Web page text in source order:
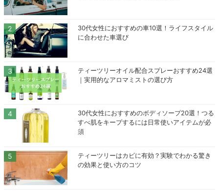
30代女性におすすめの車10選！ライフスタイル
に合わせた車選び
ティーツリーオイル配合スプレーおすすめ24選
｜実用的なアロマミストの選び方
30代女性におすすめのボディソープ20選！つる
すべ肌をキープするには日常使いアイテムが必
須
ティーツリーはカビに有効？実験でわかる驚き
の効果と使い方のコツ